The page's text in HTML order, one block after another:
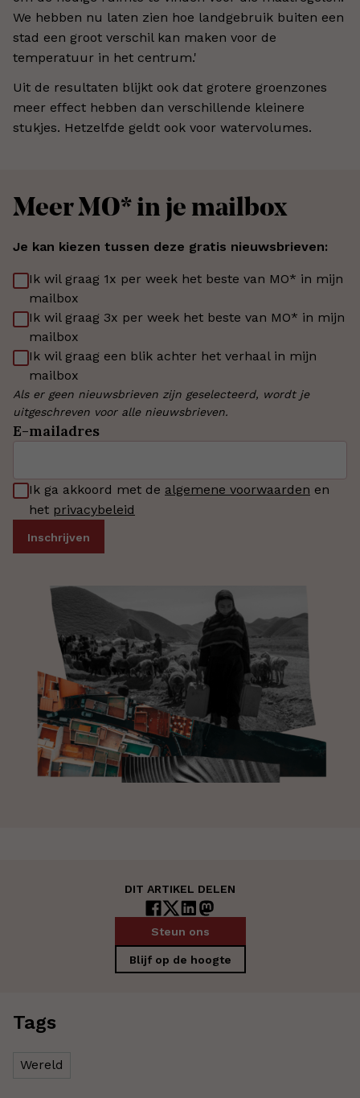
We hebben nu laten zien hoe landgebruik buiten een
stad een groot verschil kan maken voor de
temperatuur in het centrum.'
Uit de resultaten blijkt ook dat grotere groenzones
meer effect hebben dan verschillende kleinere
stukjes. Hetzelfde geldt ook voor watervolumes.
Meer MO* in je mailbox
Je kan kiezen tussen deze gratis nieuwsbrieven:
Ik wil graag 1x per week het beste van MO* in mijn
mailbox
Ik wil graag 3x per week het beste van MO* in mijn
mailbox
Ik wil graag een blik achter het verhaal in mijn
mailbox
Als er geen nieuwsbrieven zijn geselecteerd, wordt je
uitgeschreven voor alle nieuwsbrieven.
E-mailadres
Ik ga akkoord met de algemene voorwaarden en
het privacybeleid
DIT ARTIKEL DELEN
Steun ons
Blijf op de hoogte
Tags
Wereld